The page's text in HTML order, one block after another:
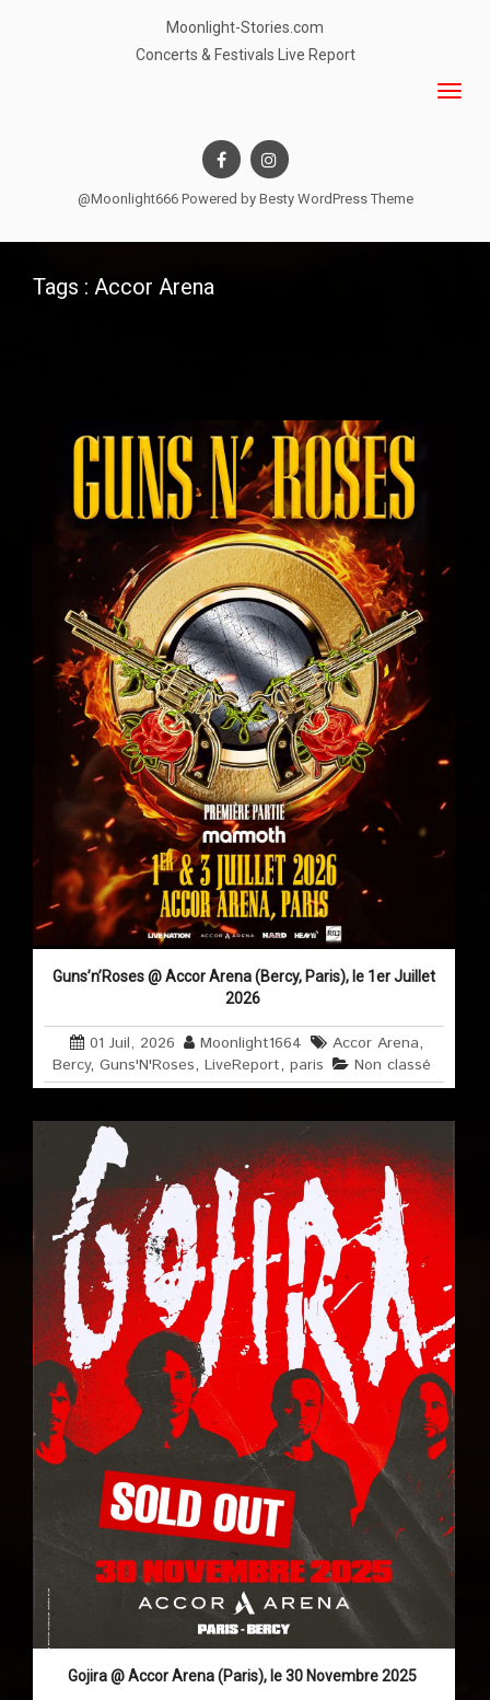
Moonlight-Stories.com
Concerts & Festivals Live Report
@Moonlight666 Powered by Besty WordPress Theme
Tags : Accor Arena
Guns’n’Roses @ Accor Arena (Bercy, Paris), le 1er Juillet
2026
01 Juil, 2026 Moonlight1664 Accor Arena,
Bercy,Guns'N'Roses,LiveReport,paris Non classé
Gojira @ Accor Arena (Paris), le 30 Novembre 2025